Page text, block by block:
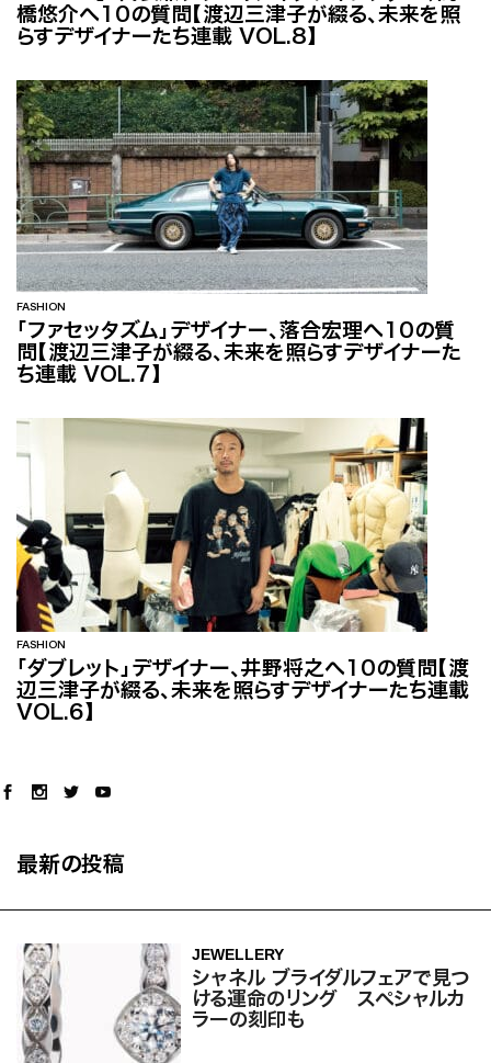
橋悠介へ10の質問【渡辺三津子が綴る、未来を照
らすデザイナーたち連載 VOL.8】
FASHION
「ファセッタズム」デザイナー、落合宏理へ10の質
問【渡辺三津子が綴る、未来を照らすデザイナーた
ち連載 VOL.7】
FASHION
「ダブレット」デザイナー、井野将之へ10の質問【渡
辺三津子が綴る、未来を照らすデザイナーたち連載
VOL.6】
最新の投稿
JEWELLERY
シャネル ブライダルフェアで見つ
ける運命のリング スペシャルカ
ラーの刻印も